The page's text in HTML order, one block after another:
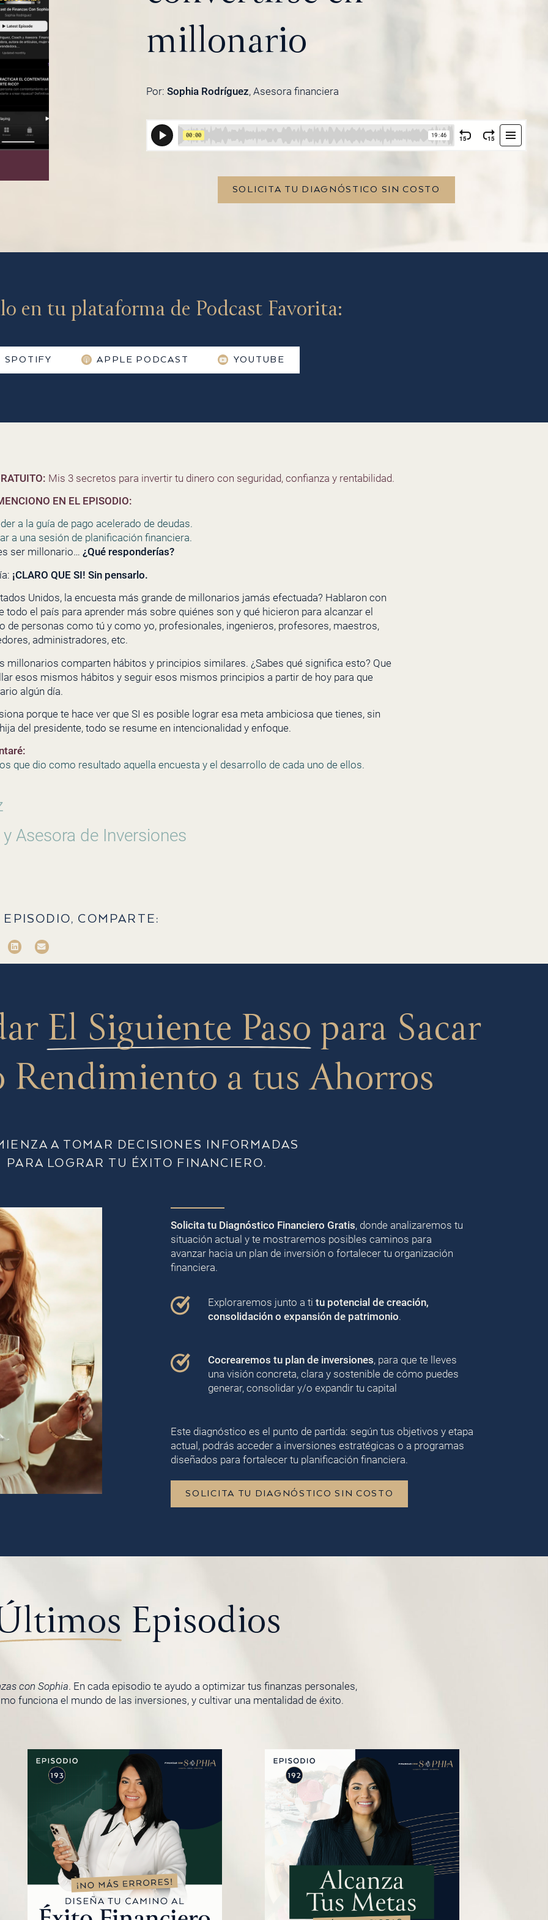
millonario
Por: Sophia Rodríguez, Asesora financiera
SOLICITA TU DIAGNÓSTICO SIN COSTO
en tu plataforma de Podcast Favorita:
SPOTIFY APPLE PODCAST YOUTUBE
Mis 3 secretos para invertir tu dinero con seguridad, confianza y rentabilidad.
EN EL EPISODIO:
a la guía de pago acelerado de deudas.
a una sesión de planificación financiera.
ser millonario… ¿Qué responderías?
¡CLARO QUE SI! Sin pensarlo.
Unidos, la encuesta más grande de millonarios jamás efectuada? Hablaron con
todo el país para aprender más sobre quiénes son y qué hicieron para alcanzar el
de personas como tú y como yo, profesionales, ingenieros, profesores, maestros,
administradores, etc.
millonarios comparten hábitos y principios similares. ¿Sabes qué significa esto? Que
esos mismos hábitos y seguir esos mismos principios a partir de hoy para que
algún día.
porque te hace ver que SI es posible lograr esa meta ambiciosa que tienes, sin
del presidente, todo se resume en intencionalidad y enfoque.
que dio como resultado aquella encuesta y el desarrollo de cada uno de ellos.
Asesora de Inversiones
COMPARTE:
El Siguiente Paso para Sacar
a tus Ahorros
A TOMAR DECISIONES INFORMADAS
PARA LOGRAR TU ÉXITO FINANCIERO.
Solicita tu Diagnóstico Financiero Gratis, donde analizaremos tu
situación actual y te mostraremos posibles caminos para
avanzar hacia un plan de inversión o fortalecer tu organización
financiera.
Exploraremos junto a titu potencial de creación,
consolidación o expansión de patrimonio.
Cocrearemos tu plan de inversiones, para que te lleves
una visión concreta, clara y sostenible de cómo puedes
generar, consolidar y/o expandir tu capital
Este diagnóstico es el punto de partida: según tus objetivos y etapa
actual, podrás acceder a inversiones estratégicas o a programas
diseñados para fortalecer tu planificación financiera.
SOLICITA TU DIAGNÓSTICO SIN COSTO
Episodios
con Sophia. En cada episodio te ayudo a optimizar tus finanzas personales,
funciona el mundo de las inversiones, y cultivar una mentalidad de éxito.